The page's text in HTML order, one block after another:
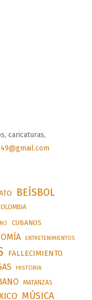
caricaturas,
BEÍSBOL
CUBANOS
ENTRETENIMIENTOS
FALLECIMIENTO
HISTORIA
MATANZAS
MÚSICA